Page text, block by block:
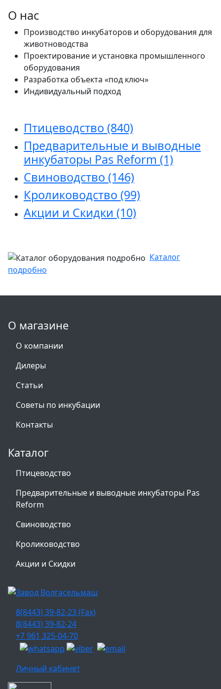
О нас
Производство инкубаторов и оборудования для
животноводства
Проектирование и установка промышленного
оборудования
Разработка объекта «под ключ»
Индивидуальный подход
Птицеводство (840)
Предварительные и выводные
инкубаторы Pas Reform (1)
Свиноводство (146)
Кролиководство (99)
Акции и Скидки (10)
Каталог
подробно
О магазине
О компании
Дилеры
Статьи
Советы по инкубации
Контакты
Каталог
Птицеводство
Предварительные и выводные инкубаторы Pas
Reform
Свиноводство
Кролиководство
Акции и Скидки
8(8443) 39-82-23 (Fax)
8(8443) 39-82-24
+7 961 325-04-70
Личный кабинет